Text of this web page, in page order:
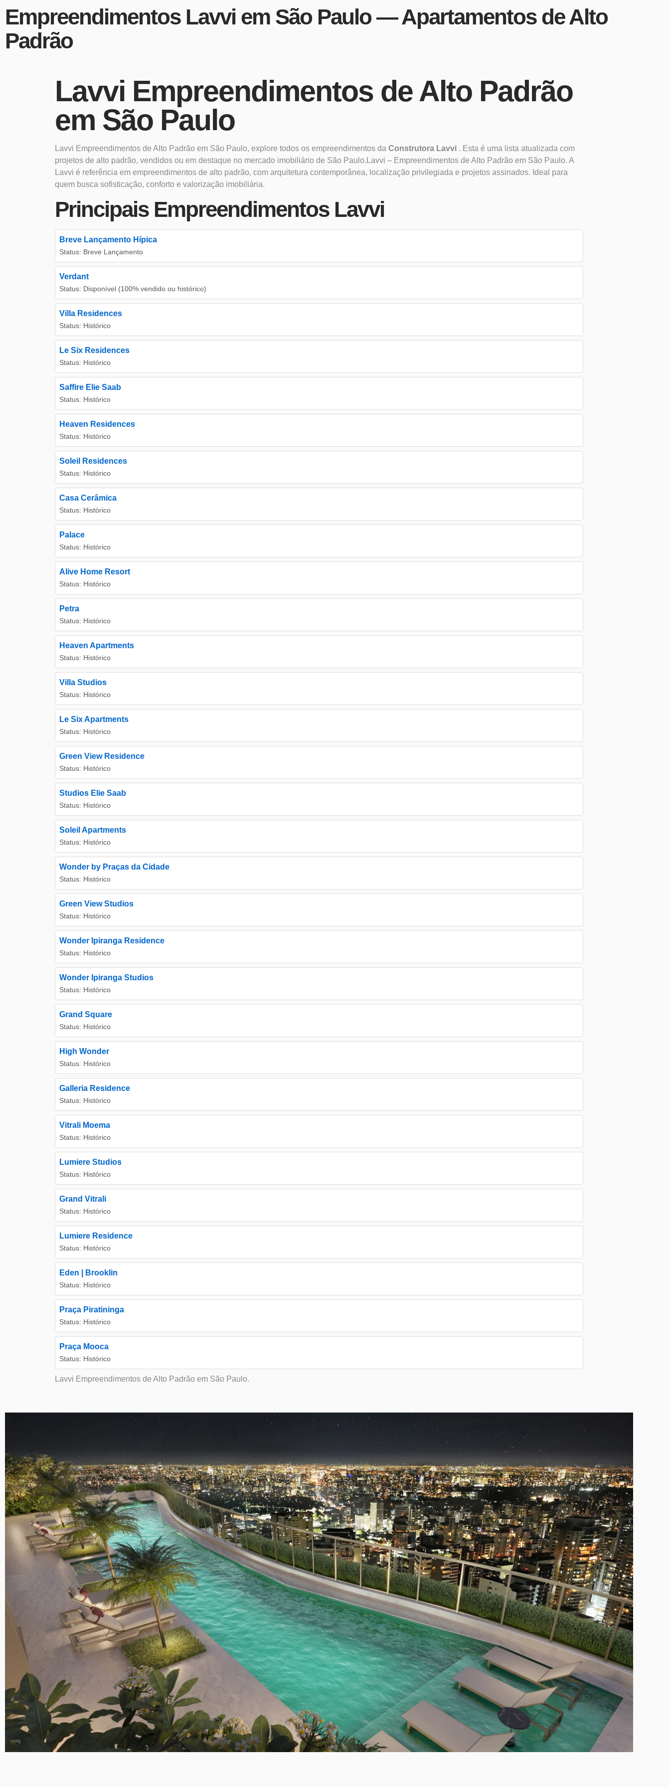
Empreendimentos Lavvi em São Paulo — Apartamentos de Alto
Padrão
Lavvi Empreendimentos de Alto Padrão
em São Paulo
Lavvi Empreendimentos de Alto Padrão em São Paulo, explore todos os empreendimentos da Construtora Lavvi . Esta é uma lista atualizada com
projetos de alto padrão, vendidos ou em destaque no mercado imobiliário de São Paulo.Lavvi – Empreendimentos de Alto Padrão em São Paulo. A
Lavvi é referência em empreendimentos de alto padrão, com arquitetura contemporânea, localização privilegiada e projetos assinados. Ideal para
quem busca sofisticação, conforto e valorização imobiliária.
Principais Empreendimentos Lavvi
Breve Lançamento Hípica
Status: Breve Lançamento
Verdant
Status: Disponível (100% vendido ou histórico)
Villa Residences
Status: Histórico
Le Six Residences
Status: Histórico
Saffire Elie Saab
Status: Histórico
Heaven Residences
Status: Histórico
Soleil Residences
Status: Histórico
Casa Cerâmica
Status: Histórico
Palace
Status: Histórico
Alive Home Resort
Status: Histórico
Petra
Status: Histórico
Heaven Apartments
Status: Histórico
Villa Studios
Status: Histórico
Le Six Apartments
Status: Histórico
Green View Residence
Status: Histórico
Studios Elie Saab
Status: Histórico
Soleil Apartments
Status: Histórico
Wonder by Praças da Cidade
Status: Histórico
Green View Studios
Status: Histórico
Wonder Ipiranga Residence
Status: Histórico
Wonder Ipiranga Studios
Status: Histórico
Grand Square
Status: Histórico
High Wonder
Status: Histórico
Galleria Residence
Status: Histórico
Vitrali Moema
Status: Histórico
Lumiere Studios
Status: Histórico
Grand Vitrali
Status: Histórico
Lumiere Residence
Status: Histórico
Eden | Brooklin
Status: Histórico
Praça Piratininga
Status: Histórico
Praça Mooca
Status: Histórico
Lavvi Empreendimentos de Alto Padrão em São Paulo.